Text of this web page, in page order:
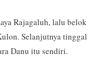
Rajagaluh, lalu belok
Selanjutnya tinggal
Danu itu sendiri.